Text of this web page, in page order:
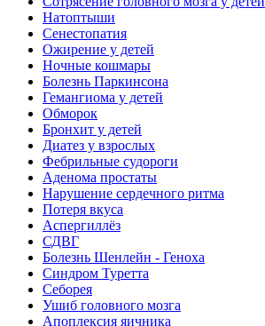
Натоптыши
Сенестопатия
Ожирение у детей
Ночные кошмары
Болезнь Паркинсона
Гемангиома у детей
Обморок
Бронхит у детей
Диатез у взрослых
Фебрильные судороги
Аденома простаты
Нарушение сердечного ритма
Потеря вкуса
Аспергиллёз
СДВГ
Болезнь Шенлейн - Геноха
Синдром Туретта
Себорея
Ушиб головного мозга
Апоплексия яичника